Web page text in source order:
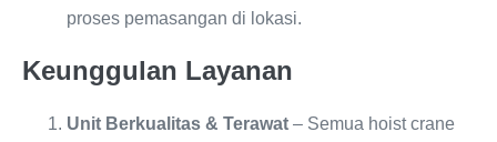
proses pemasangan di lokasi.
Keunggulan Layanan
Unit Berkualitas & Terawat – Semua hoist crane